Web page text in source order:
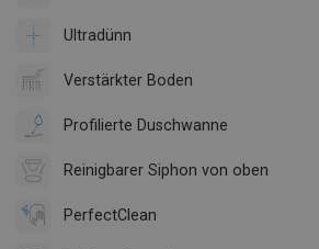
Ultradünn
Verstärkter Boden
Profilierte Duschwanne
Reinigbarer Siphon von oben
PerfectClean